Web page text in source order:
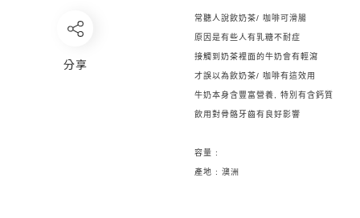
常聽人說飲奶茶/ 咖啡可滑腸
原因是有些人有乳糖不耐症
接觸到奶茶裡面的牛奶會有輕瀉
才誤以為飲奶茶/ 咖啡有這效用
牛奶本身含豐富營養, 特別有含鈣質
飲用對骨骼牙齒有良好影響
容量 :
產地 : 澳洲
分享